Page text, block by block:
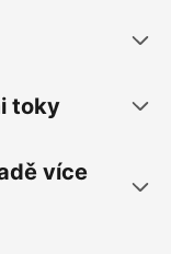
toky
více